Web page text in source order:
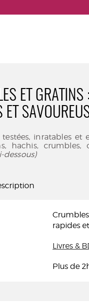
ET
ET
inratables
hachis, crumbles,
rapides
Livres &
Plus de